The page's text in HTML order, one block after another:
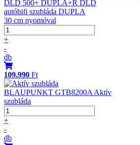
DLD 500+ DUPLA+R DLD
autóhifi szubláda DUPLA
30 cm nyomóval
+
-
db
109.990 Ft
BLAUPUNKT GTB8200A Aktív
szubláda
+
-
db